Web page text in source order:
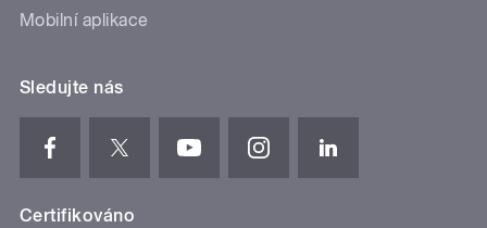
Mobilní aplikace
Sledujte nás
Certifikováno